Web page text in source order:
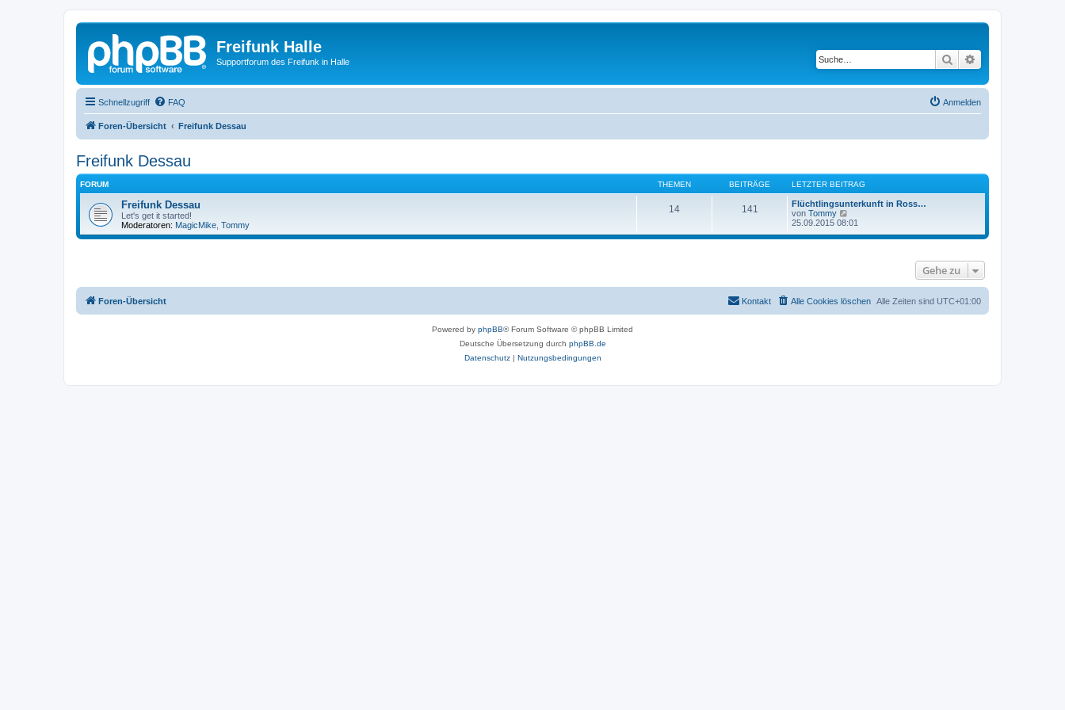
Freifunk Halle
Supportforum des Freifunk in Halle Suche
Schnellzugriff FAQ Anmelden
Foren-Übersicht Freifunk Dessau
Freifunk Dessau
FORUM THEMEN BEITRÄGE LETZTER BEITRAG
Freifunk Dessau
Let's get it started!
Moderatoren: MagicMike Tommy
14 141
Flüchtlingsunterkunft in Ross…
von Tommy
e
e
B
e
i
t
25.09.2015 08:01
Gehe zu
Foren-Übersicht Alle Zeiten sind UTC+01:00
Alle Cookies löschen
Kontakt
Powered by phpBB® Forum Software © phpBB Limited
Deutsche Übersetzung durch phpBB.de
Datenschutz| Nutzungsbedingungen